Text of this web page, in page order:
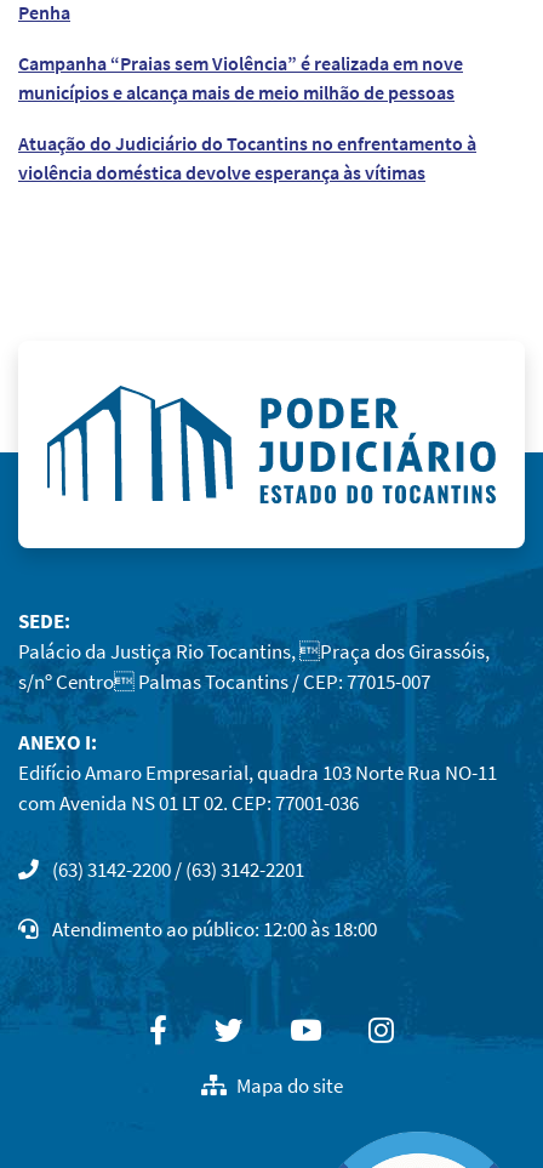
Penha
Campanha “Praias sem Violência” é realizada em nove
municípios e alcança mais de meio milhão de pessoas
Atuação do Judiciário do Tocantins no enfrentamento à
violência doméstica devolve esperança às vítimas
SEDE:
Palácio da Justiça Rio Tocantins, Praça dos Girassóis,
s/nº Centro Palmas Tocantins / CEP: 77015-007
ANEXO I:
Edifício Amaro Empresarial, quadra 103 Norte Rua NO-11
com Avenida NS 01 LT 02. CEP: 77001-036
(63) 3142-2200 / (63) 3142-2201
Atendimento ao público: 12:00 às 18:00
FacebookTwitterYoutubeInstagram
Mapa do site